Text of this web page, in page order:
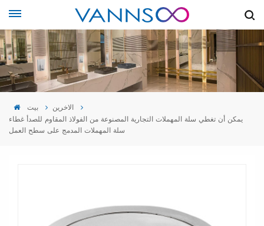
بيت
الاخرين
يمكن أن تغطي سلة المهملات التجارية المصنوعة من الفولاذ المقاوم للصدأ غطاء
سلة المهملات المدمج على سطح العمل